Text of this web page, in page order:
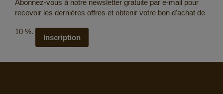
Abonnez-vous à notre newsletter gratuite par e-mail pour
recevoir les dernières offres et obtenir votre bon d'achat de
10 %.
Inscription